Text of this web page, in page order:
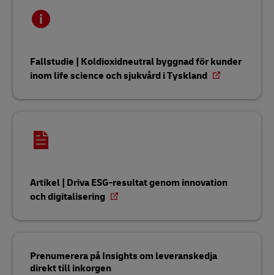
Fallstudie | Koldioxidneutral byggnad för kunder
inom life science och sjukvård i Tyskland
Artikel | Driva ESG-resultat genom innovation
och digitalisering
Prenumerera på Insights om leveranskedja
direkt till inkorgen